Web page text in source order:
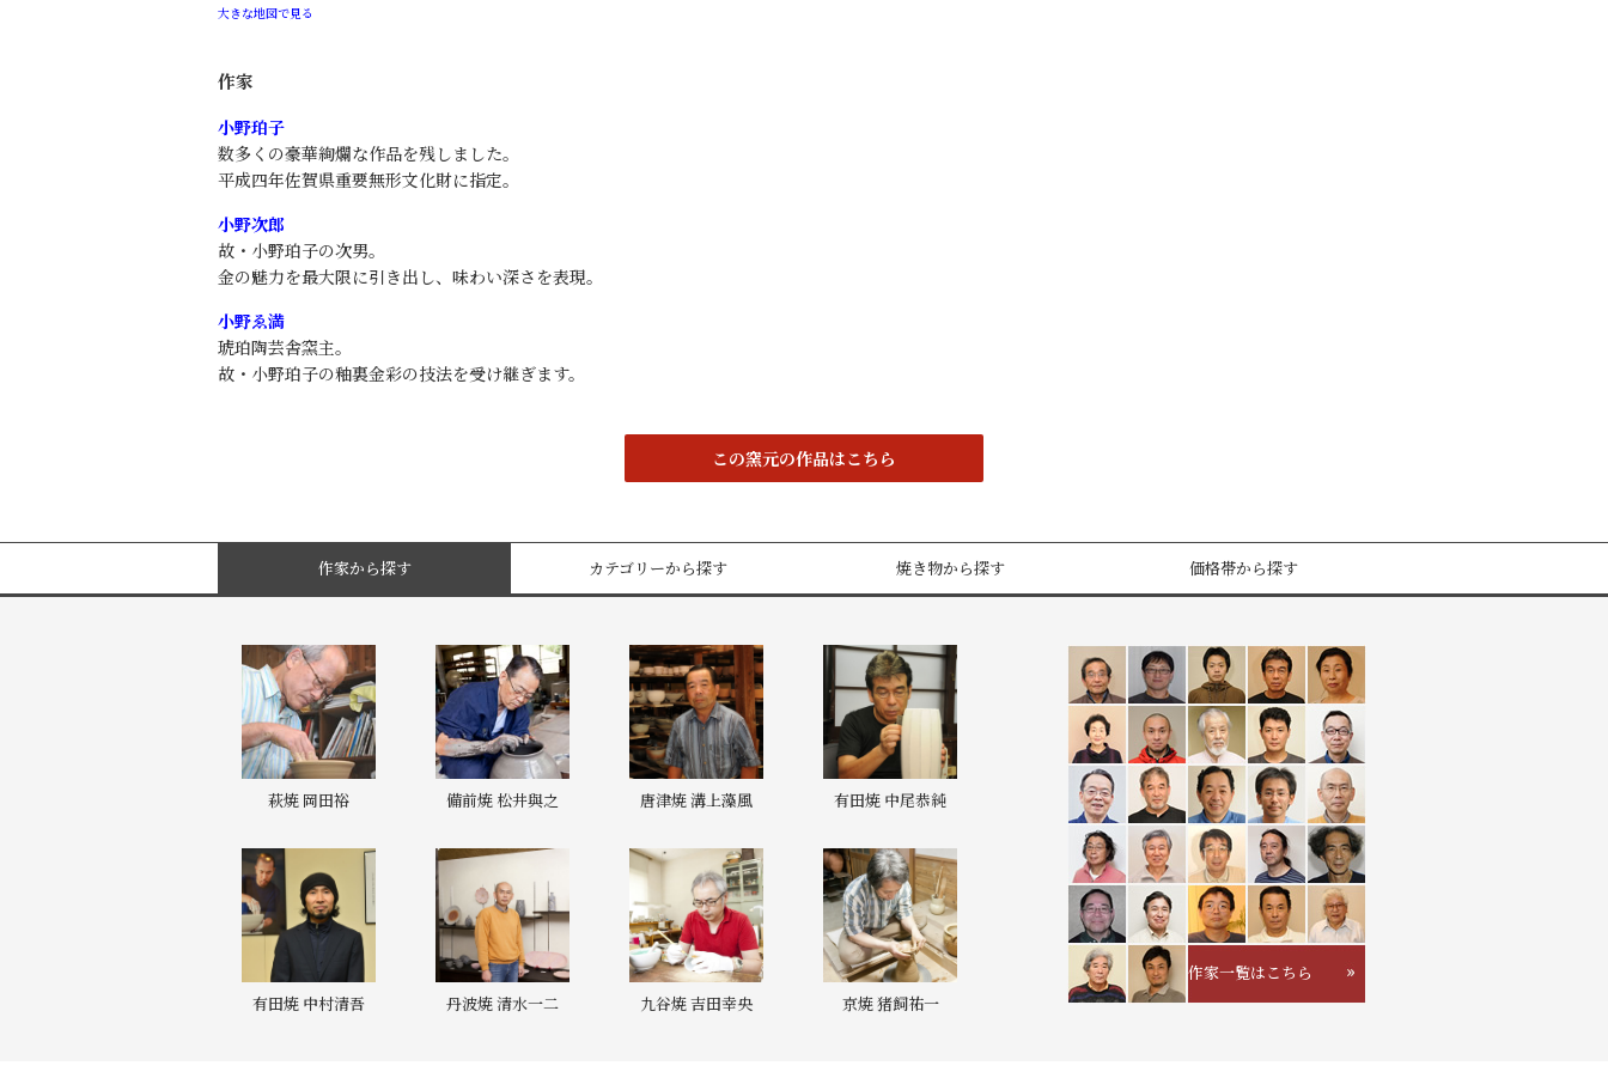
大きな地図で見る
作家
小野珀子
数多くの豪華絢爛な作品を残しました。
平成四年佐賀県重要無形文化財に指定。
小野次郎
故・小野珀子の次男。
金の魅力を最大限に引き出し、味わい深さを表現。
小野ゑ満
琥珀陶芸舎窯主。
故・小野珀子の釉裏金彩の技法を受け継ぎます。
この窯元の作品はこちら
作家から探す カテゴリーから探す 焼き物から探す 価格帯から探す
萩焼 岡田裕 備前焼 松井與之 唐津焼 溝上藻風 有田焼 中尾恭純
有田焼 中村清吾 丹波焼 清水一二 九谷焼 吉田幸央 京焼 猪飼祐一
作家一覧はこちら